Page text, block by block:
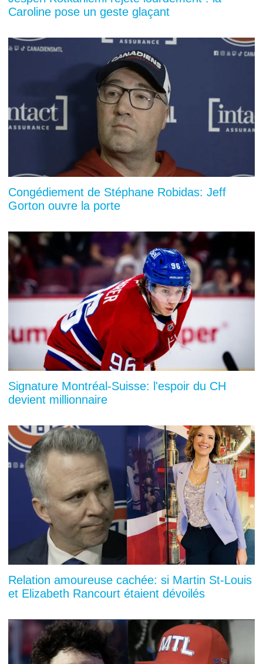
Caroline pose un geste glaçant
Congédiement de Stéphane Robidas: Jeff
Gorton ouvre la porte
Signature Montréal-Suisse: l'espoir du CH
devient millionnaire
Relation amoureuse cachée: si Martin St-Louis
et Elizabeth Rancourt étaient dévoilés